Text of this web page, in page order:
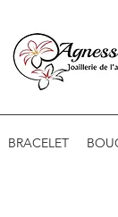
BRACELET